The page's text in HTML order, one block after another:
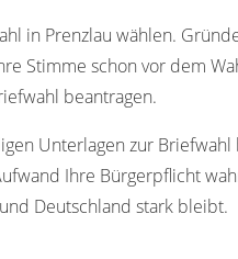
in Prenzlau wählen.
Stimme schon vor dem
beantragen.
Unterlagen zur
Ihre Bürgerpflicht
Deutschland stark bleibt.